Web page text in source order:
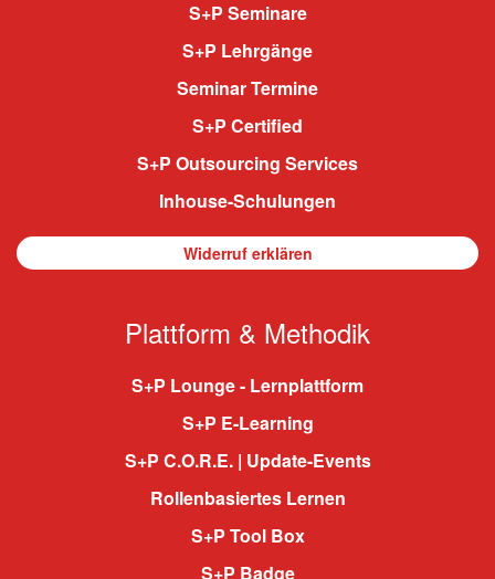
S+P Seminare
S+P Lehrgänge
Seminar Termine
S+P Certified
S+P Outsourcing Services
Inhouse-Schulungen
Widerruf erklären
Plattform & Methodik
S+P Lounge - Lernplattform
S+P E-Learning
S+P C.O.R.E. | Update-Events
Rollenbasiertes Lernen
S+P Tool Box
S+P Badge